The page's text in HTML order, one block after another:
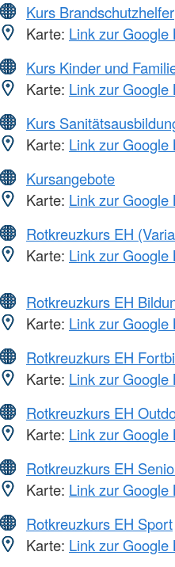
Kurs Brandschutzhelfer
Karte: Link zur Google
Kurs Kinder und
Karte: Link zur Google
Kurs
Karte: Link zur Google
Kursangebote
Karte: Link zur Google
Rotkreuzkurs EH
Karte: Link zur Google
Rotkreuzkurs EH
Karte: Link zur Google
Rotkreuzkurs EH
Karte: Link zur Google
Rotkreuzkurs EH
Karte: Link zur Google
Rotkreuzkurs EH
Karte: Link zur Google
Rotkreuzkurs EH Sport
Karte: Link zur Google